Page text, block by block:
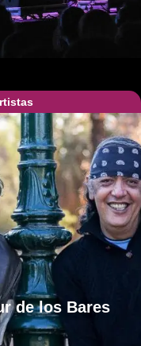
de los Bares